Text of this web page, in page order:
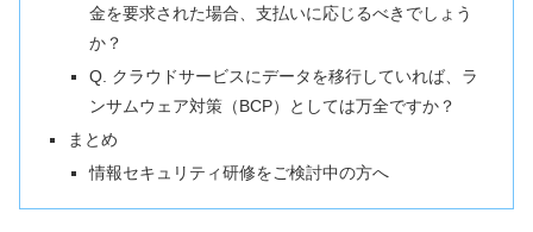
金を要求された場合、支払いに応じるべきでしょう
か？
Q. クラウドサービスにデータを移行していれば、ラ
ンサムウェア対策（BCP）としては万全ですか？
まとめ
情報セキュリティ研修をご検討中の方へ